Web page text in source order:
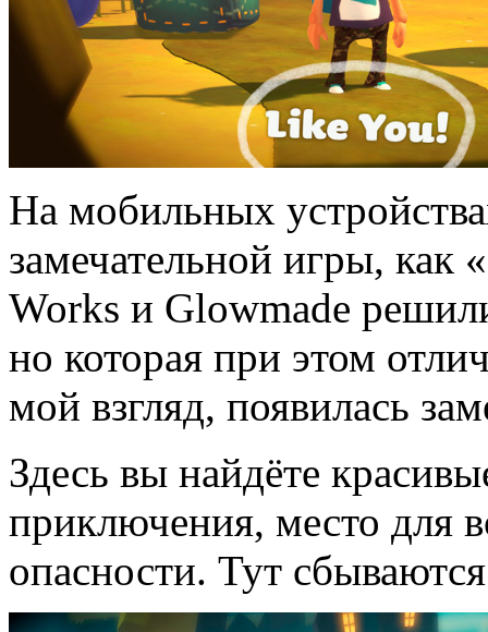
На мобильных
замечательной игры,
Works и Glowmade
но которая при этом
мой взгляд, появилась
Здесь вы найдёте
приключения, место для
опасности. Тут